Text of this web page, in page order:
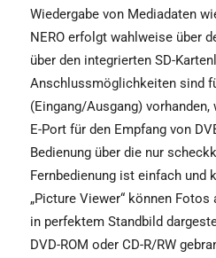
Wiedergabe von Mediadaten
NERO erfolgt wahlweise über
über den integrierten SD-
Anschlussmöglichkeiten sind
(Eingang/Ausgang) vorhanden,
E-Port für den Empfang von
Bedienung über die nur
Fernbedienung ist einfach und
„Picture Viewer“ können
in perfektem Standbild
DVD-ROM oder CD-R/RW